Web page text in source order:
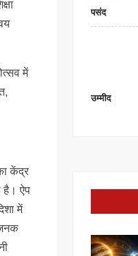
में
केंद्र
है। ऐप
में
पसंद
उम्मीद